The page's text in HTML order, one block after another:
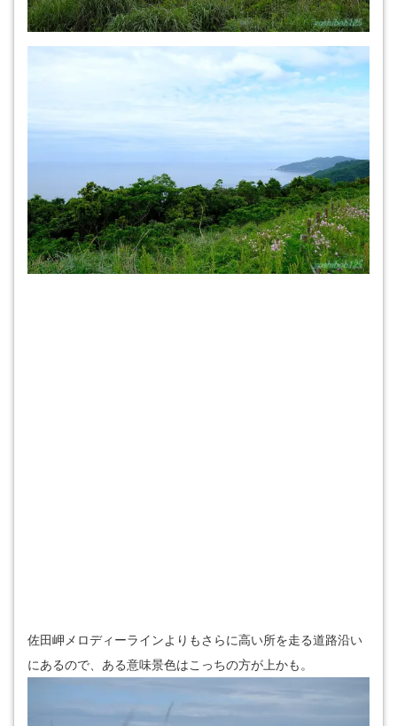
佐田岬メロディーラインよりもさらに高い所を走る道路沿い
にあるので、ある意味景色はこっちの方が上かも。